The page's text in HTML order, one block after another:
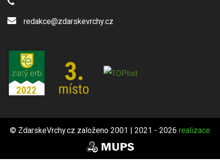
redakce@zdarskevrchy.cz
© ZdarskeVrchy.cz založeno 2001 | 2021 - 2026 realizace